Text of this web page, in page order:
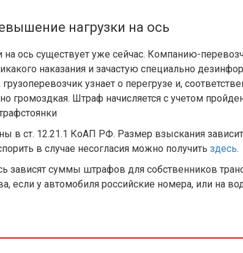
нагрузки на ось
ось существует уже сейчас. Компанию-
наказания и зачастую специально
узнает о перегрузе и,
громоздкая. Штраф начисляется с учетом
в ст. 12.21.1 КоАП РФ. Размер взыскания
в случае несогласия можно получить здесь.
суммы штрафов для собственников
если у автомобиля российские номера, или на